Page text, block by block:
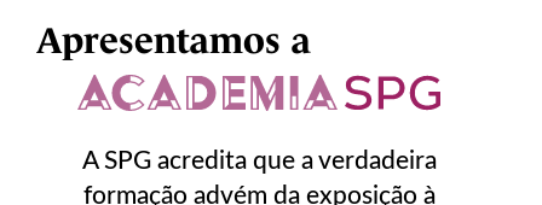
Apresentamos a
A SPG acredita que a verdadeira
formação advém da exposição à